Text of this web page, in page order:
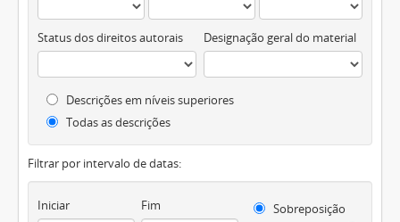
Status dos direitos autorais Designação geral do material
Descrições em níveis superiores
Todas as descrições
Filtrar por intervalo de datas:
Iniciar Fim
Sobreposição